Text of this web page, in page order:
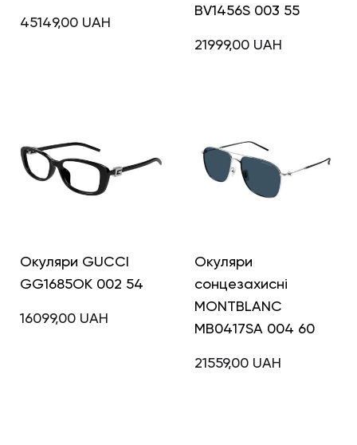
45149,00 UAH
BV1456S 003 55
21999,00 UAH
Окуляри GUCCI
GG1685OK 002 54
16099,00 UAH
Окуляри
сонцезахисні
MONTBLANC
MB0417SA 004 60
21559,00 UAH